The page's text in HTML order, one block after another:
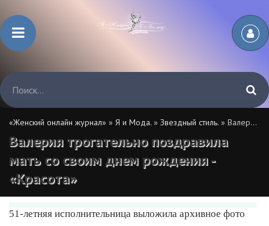
«Женский онлайн журнал» » Я и Мода. » Звездный стиль. » Валерия трогательно поздравила мать со своим днем рождения - «Красота»
Валерия трогательно поздравила
мать со своим днем рождения -
«Красота»
51-летняя исполнительница выложила архивное фото